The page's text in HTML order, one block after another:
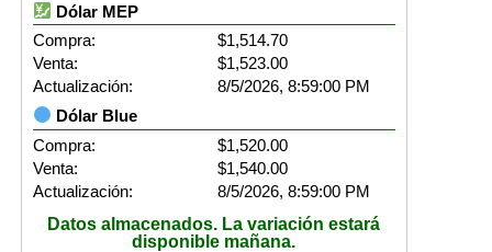
Dólar MEP
Compra:
$1,514.70
Venta:
$1,523.00
Actualización:
8/5/2026, 8:59:00 PM
Dólar Blue
Compra:
$1,520.00
Venta:
$1,540.00
Actualización:
8/5/2026, 8:59:00 PM
Datos almacenados. La variación estará
disponible mañana.